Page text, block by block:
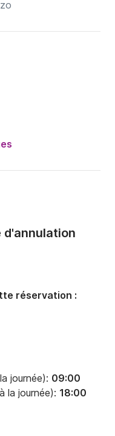
journée): 09:00
la journée): 18:00
réservation :